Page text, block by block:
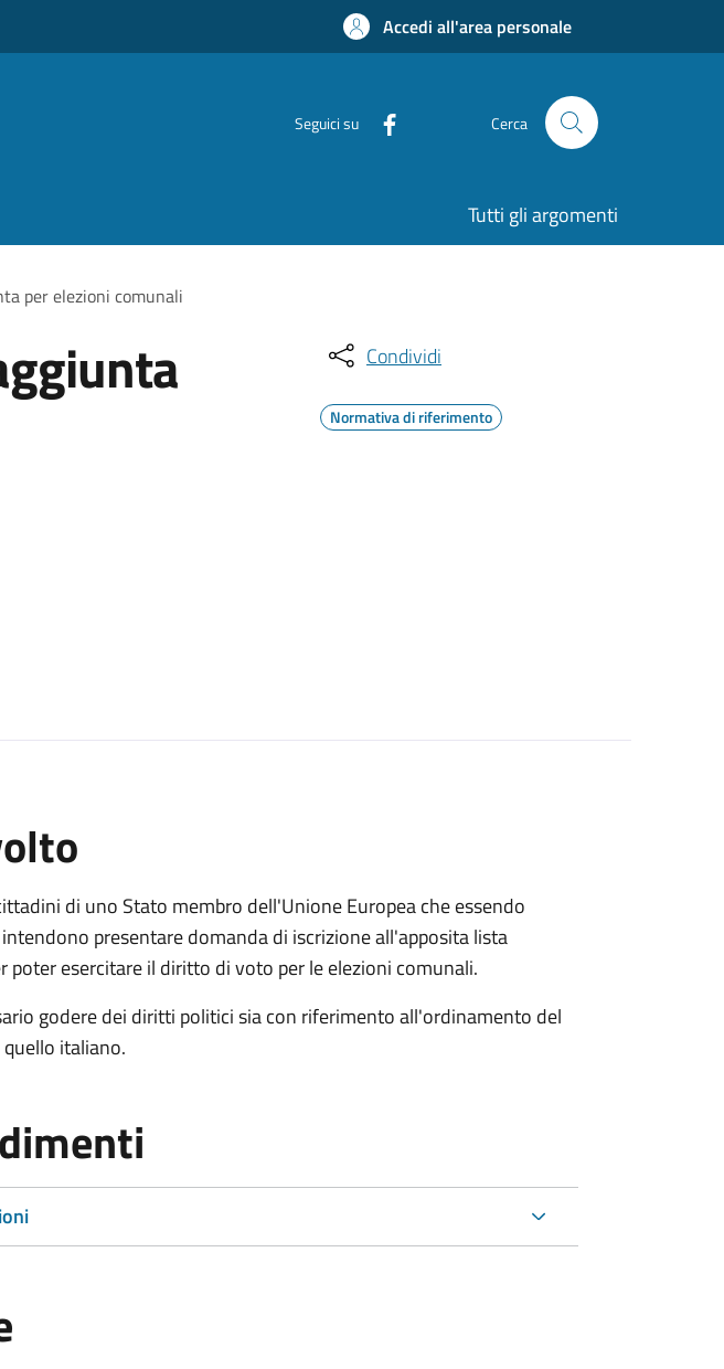
Accedi all'area personale
Seguici su Cerca
Tutti gli argomenti
per elezioni comunali
Condividi
Normativa di riferimento
di uno Stato membro dell'Unione Europea che essendo
presentare domanda di iscrizione all'apposita lista
poter esercitare il diritto di voto per le elezioni comunali.
godere dei diritti politici sia con riferimento all'ordinamento del
italiano.